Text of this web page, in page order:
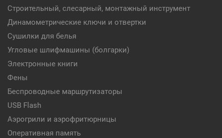
Строительный, слесарный, монтажный инструмент
Динамометрические ключи и отвертки
Сушилки для белья
Угловые шлифмашины (болгарки)
Электронные книги
Фены
Беспроводные маршрутизаторы
USB Flash
Аэрогрили и аэрофритюрницы
Оперативная память